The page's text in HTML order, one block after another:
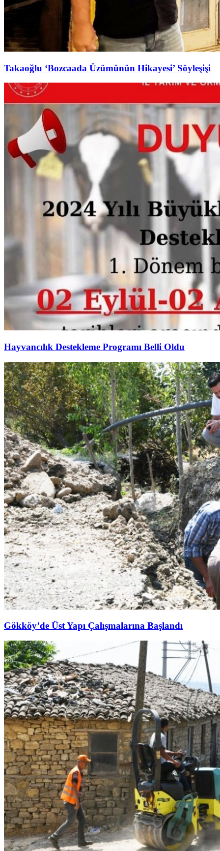
Takaoğlu ‘Bozcaada Üzümünün Hikayesi’ Söyleşişi
Hayvancılık Destekleme Programı Belli Oldu
Gökköy’de Üst Yapı Çalışmalarına Başlandı